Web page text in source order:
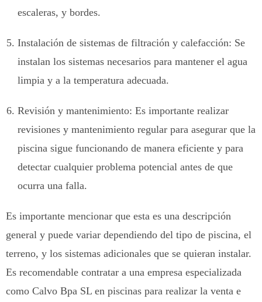
escaleras, y bordes.
Instalación de sistemas de filtración y calefacción: Se
instalan los sistemas necesarios para mantener el agua
limpia y a la temperatura adecuada.
Revisión y mantenimiento: Es importante realizar
revisiones y mantenimiento regular para asegurar que la
piscina sigue funcionando de manera eficiente y para
detectar cualquier problema potencial antes de que
ocurra una falla.
Es importante mencionar que esta es una descripción
general y puede variar dependiendo del tipo de piscina, el
terreno, y los sistemas adicionales que se quieran instalar.
Es recomendable contratar a una empresa especializada
como Calvo Bpa SL en piscinas para realizar la venta e